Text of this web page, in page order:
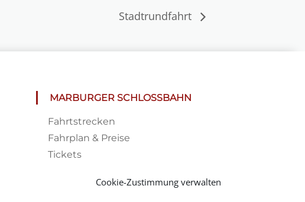
Cookie-Zustimmung verwalten
Stadtrundfahrt
MARBURGER SCHLOSSBAHN
Fahrtstrecken
Fahrplan & Preise
Tickets
Impressionen